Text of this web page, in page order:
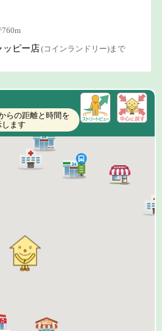
760m
ッピー店(コインランドリー)まで
らの距離と時間を
します